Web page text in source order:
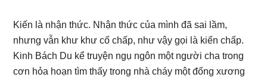
Kiến là nhận thức. Nhận thức của mình đã sai lầm,
nhưng vẫn khư khư cố chấp, như vậy gọi là kiến chấp.
Kinh Bách Du kể truyện ngụ ngôn một người cha trong
cơn hỏa hoạn tìm thấy trong nhà cháy một đống xương